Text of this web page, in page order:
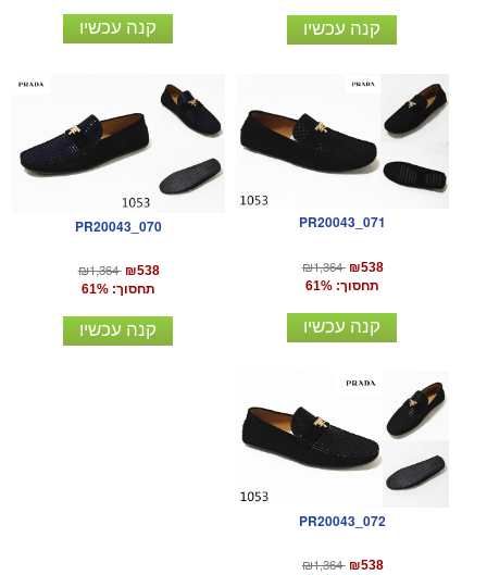
קנה עכשיו קנה עכשיו
PR20043_070
₪1,364 ₪538
תחסוך: 61%
קנה עכשיו
PR20043_071
₪1,364 ₪538
תחסוך: 61%
קנה עכשיו
PR20043_072
₪1,364 ₪538